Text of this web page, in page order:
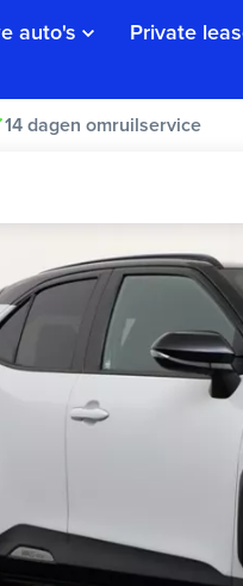
auto's Private
14 dagen omruilservice